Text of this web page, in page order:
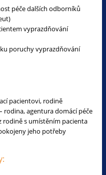
péče dalších odborníků
vyprazdňování
poruchy vyprazdňování
pacientovi, rodině
rodina, agentura domácí péče
s umístěním pacienta
jeho potřeby